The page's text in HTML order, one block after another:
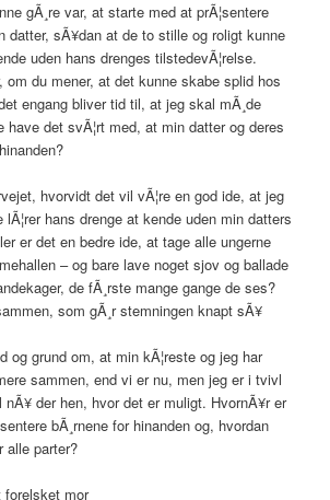
gÃ¸re var, at starte med at prÃ¦sentere
datter, sÃ¥dan at de to stille og roligt kunne
uden hans drenges tilstedevÃ¦relse.
om du mener, at det kunne skabe splid hos
engang bliver tid til, at jeg skal mÃ¸de
det svÃ¦rt med, at min datter og deres
hvorvidt det vil vÃ¦re en god ide, at jeg
hans drenge at kende uden min datters
er det en bedre ide, at tage alle ungerne
– og bare lave noget sjov og ballade
de fÃ¸rste mange gange de ses?
som gÃ¸r stemningen knapt sÃ¥
og grund om, at min kÃ¦reste og jeg har
sammen, end vi er nu, men jeg er i tvivl
der hen, hvor det er muligt. HvornÃ¥r er
bÃ¸rnene for hinanden og, hvordan
alle parter?
forelsket mor